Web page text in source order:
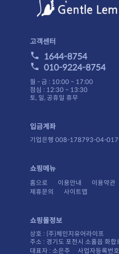
고객센터
1644-8754
010-9224-8754
월 - 금 : 10:00 ~ 17:00
점심 : 12:30 ~ 13:30
토, 일, 공휴일 휴무
입금계좌
기업은행 008-178793-04-017(
쇼핑메뉴
홈으로 이용안내 이용약관
제휴문의
사이트맵
쇼핑몰정보
상호 : (주)체인지유어라이프
주소 : 경기도 포천시 소홀읍 화
대표자 : 소은주 사업자등록번